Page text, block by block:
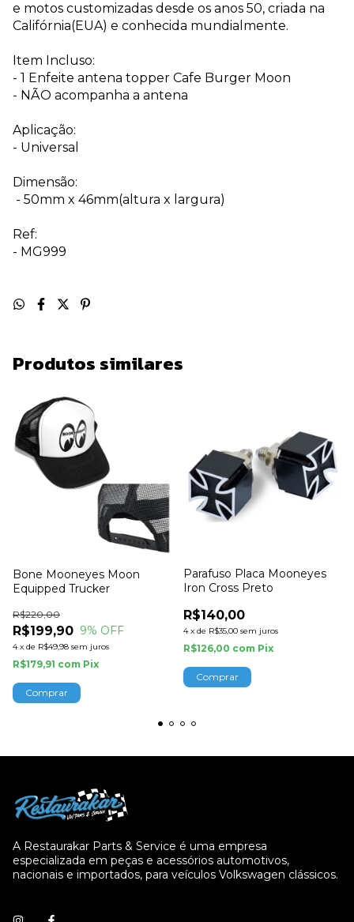
e motos customizadas desde os anos 50, criada na
Califórnia(EUA) e conhecida mundialmente.
Item Incluso:
- 1 Enfeite antena topper Cafe Burger Moon
- NÃO acompanha a antena
Aplicação:
- Universal
Dimensão:
- 50mm x 46mm(altura x largura)
Ref:
- MG999
Produtos similares
Bone Mooneyes Moon
Equipped Trucker
R$199,90
R$220,00
9% OFF
4 x de R$49,98 sem juros
R$179,91 com Pix
Parafuso Placa Mooneyes
Iron Cross Preto
R$140,00
4 x de R$35,00 sem juros
R$126,00 com Pix
A Restaurakar Parts & Service é uma empresa
especializada em peças e acessórios automotivos,
nacionais e importados, para veículos Volkswagen clássicos.